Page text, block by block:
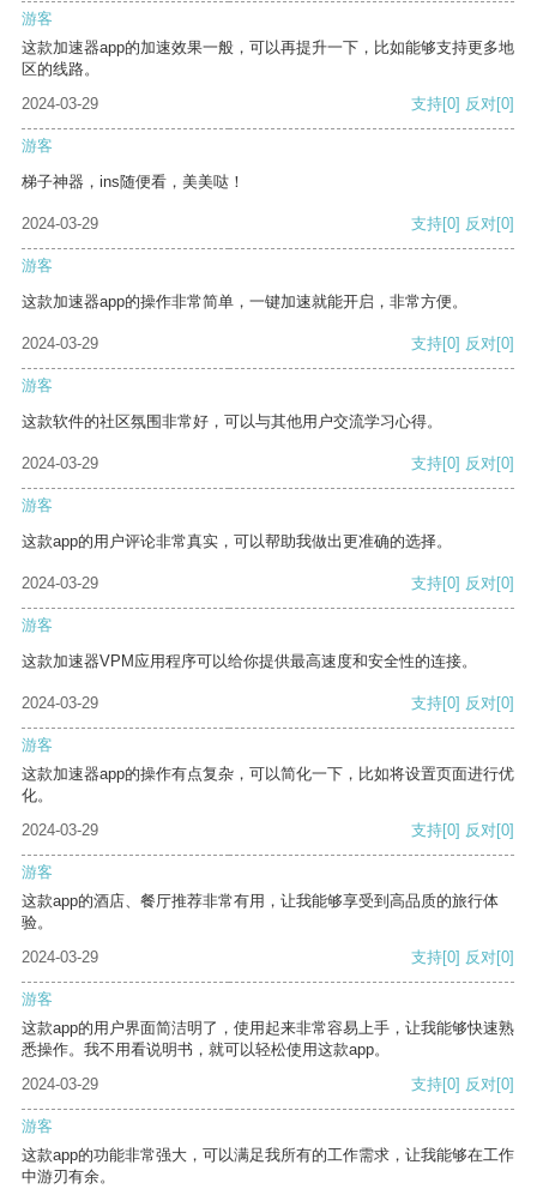
游客
这款加速器app的加速效果一般，可以再提升一下，比如能够支持更多地
区的线路。
2024-03-29
支持[0] 反对[0]
游客
梯子神器，ins随便看，美美哒！
2024-03-29 支持[0] 反对[0]
游客
这款加速器app的操作非常简单，一键加速就能开启，非常方便。
2024-03-29 支持[0] 反对[0]
游客
这款软件的社区氛围非常好，可以与其他用户交流学习心得。
2024-03-29 支持[0] 反对[0]
游客
这款app的用户评论非常真实，可以帮助我做出更准确的选择。
2024-03-29 支持[0] 反对[0]
游客
这款加速器VPM应用程序可以给你提供最高速度和安全性的连接。
2024-03-29 支持[0] 反对[0]
游客
这款加速器app的操作有点复杂，可以简化一下，比如将设置页面进行优
化。
2024-03-29
支持[0] 反对[0]
游客
这款app的酒店、餐厅推荐非常有用，让我能够享受到高品质的旅行体
验。
2024-03-29
支持[0] 反对[0]
游客
这款app的用户界面简洁明了，使用起来非常容易上手，让我能够快速熟
悉操作。我不用看说明书，就可以轻松使用这款app。
2024-03-29
支持[0] 反对[0]
游客
这款app的功能非常强大，可以满足我所有的工作需求，让我能够在工作
中游刃有余。